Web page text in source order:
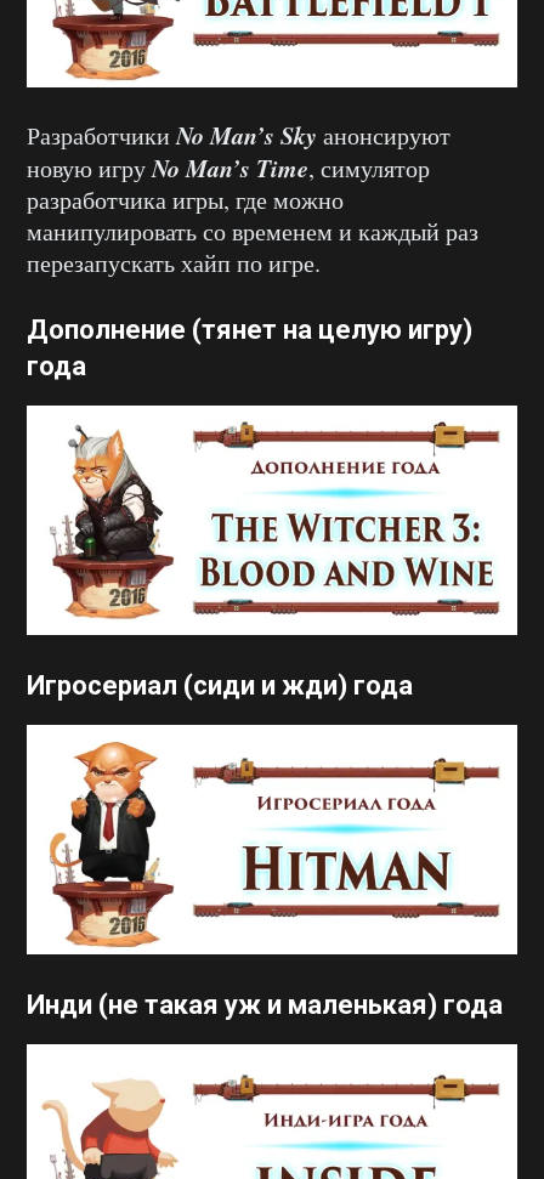
РазработчикиNo Man’s Sky анонсируют
новую игруNo Man’s Time, симулятор
разработчика игры, где можно
манипулировать со временем и каждый раз
перезапускать хайп по игре.
Дополнение (тянет на целую игру)
года
Игросериал (сиди и жди) года
Инди (не такая уж и маленькая) года